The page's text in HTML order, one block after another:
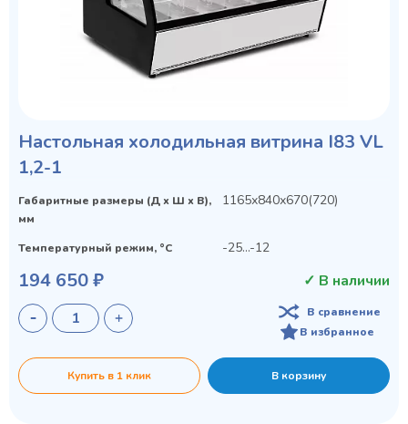
Настольная холодильная витрина I83 VL
1,2-1
Габаритные размеры (Д х Ш х В),
мм
1165х840х670(720)
Температурный режим, °C -25...-12
194 650 ₽ ✓ В наличии
В сравнение
В избранное
Купить в 1 клик В корзину
Privacy notice